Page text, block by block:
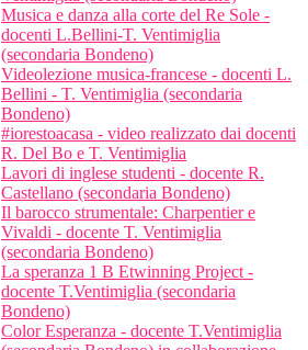
Musica e danza alla corte del Re Sole -
docenti L.Bellini-T. Ventimiglia
(secondaria Bondeno)
Videolezione musica-francese - docenti L.
Bellini - T. Ventimiglia (secondaria
Bondeno)
#iorestoacasa - video realizzato dai docenti
R. Del Bo e T. Ventimiglia
Lavori di inglese studenti - docente R.
Castellano (secondaria Bondeno)
Il barocco strumentale: Charpentier e
Vivaldi - docente T. Ventimiglia
(secondaria Bondeno)
La speranza 1 B Etwinning Project -
docente T.Ventimiglia (secondaria
Bondeno)
Color Esperanza - docente T.Ventimiglia